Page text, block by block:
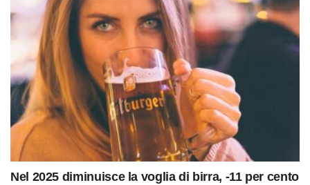
Nel 2025 diminuisce la voglia di birra, -11 per cento